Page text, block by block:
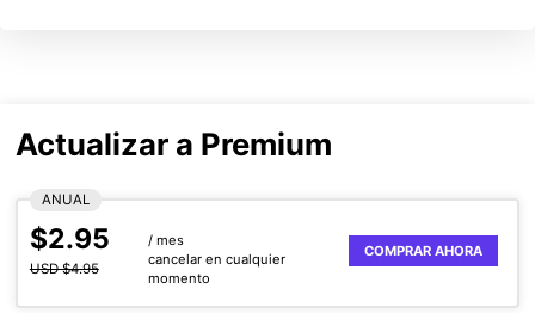
Actualizar a Premium
ANUAL
$2.95
USD $4.95
/ mes
cancelar en cualquier
momento
COMPRAR AHORA